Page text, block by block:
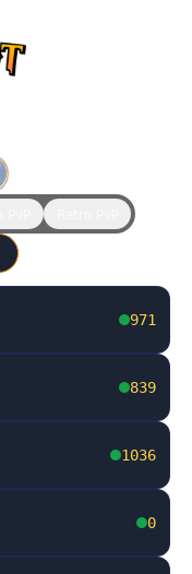
971
839
1036
0